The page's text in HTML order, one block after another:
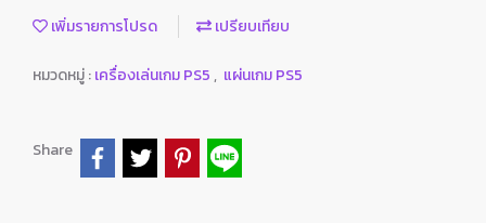
เพิ่มรายการโปรด เปรียบเทียบ
หมวดหมู่ :เครื่องเล่นเกม PS5 , แผ่นเกม PS5
Share